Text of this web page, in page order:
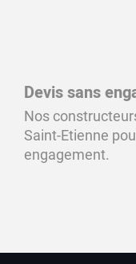
Devis sans
Nos
Saint-Etienne
engagement.